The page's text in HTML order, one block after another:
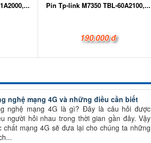
Pin Tp-link M7350 TBL-60A2100,...
190.000 đ
nghệ mạng 4G và những điều cần biết
nghệ mạng 4G là gì? Đây là câu hỏi được
người hỏi nhau trong thời gian gần đây. Vậy
chất mạng 4G sẽ đưa lại cho chúng ta những